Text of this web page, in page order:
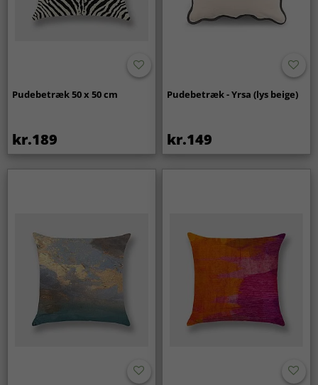
Pudebetræk 50 x 50 cm
kr.189
Pudebetræk - Yrsa (lys beige)
kr.149